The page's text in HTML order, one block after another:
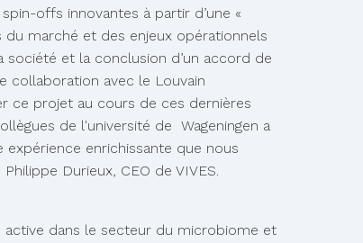
offs innovantes à partir d’une «
marché et des enjeux opérationnels
société et la conclusion d’un accord de
collaboration avec le Louvain
ce projet au cours de ces dernières
de l'université de Wageningen a
enrichissante que nous
Durieux, CEO de VIVES.
active dans le secteur du microbiome et